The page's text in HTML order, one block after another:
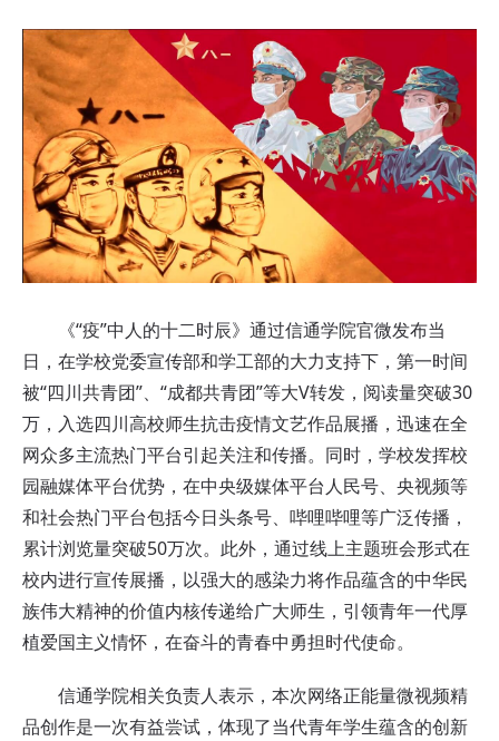
《“疫”中人的十二时辰》通过信通学院官微发布当
日，在学校党委宣传部和学工部的大力支持下，第一时间
被“四川共青团”、“成都共青团”等大V转发，阅读量突破30
万，入选四川高校师生抗击疫情文艺作品展播，迅速在全
网众多主流热门平台引起关注和传播。同时，学校发挥校
园融媒体平台优势，在中央级媒体平台人民号、央视频等
和社会热门平台包括今日头条号、哔哩哔哩等广泛传播，
累计浏览量突破50万次。此外，通过线上主题班会形式在
校内进行宣传展播，以强大的感染力将作品蕴含的中华民
族伟大精神的价值内核传递给广大师生，引领青年一代厚
植爱国主义情怀，在奋斗的青春中勇担时代使命。
信通学院相关负责人表示，本次网络正能量微视频精
品创作是一次有益尝试，体现了当代青年学生蕴含的创新